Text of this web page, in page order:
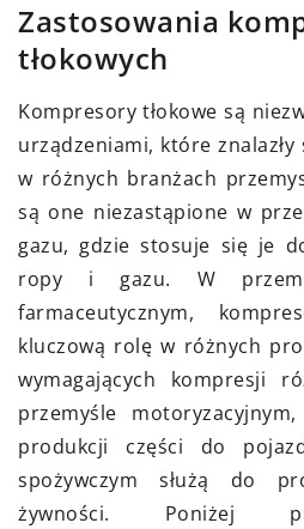
Zastosowania
tłokowych
Kompresory tłokowe są
urządzeniami, które
w różnych branżach
są one niezastąpione w
gazu, gdzie stosuje się je
ropy i gazu. W
farmaceutycznym,
kluczową rolę w różnych
wymagających kompresji
przemyśle
produkcji części do
spożywczym służą do
żywności. Poniżej